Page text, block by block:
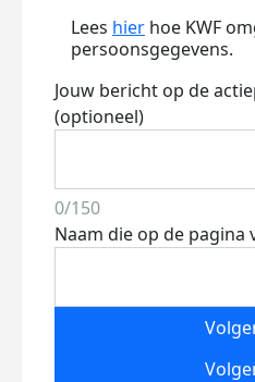
Lees hier hoe KWF
persoonsgegevens.
Jouw bericht op de
(optioneel)
0/150
Naam die op de pagina